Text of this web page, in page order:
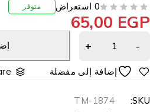
0 استعراض متوفر
65,00
TM-1874